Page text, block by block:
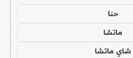
حنا
ماتشا
شاي ماتشا